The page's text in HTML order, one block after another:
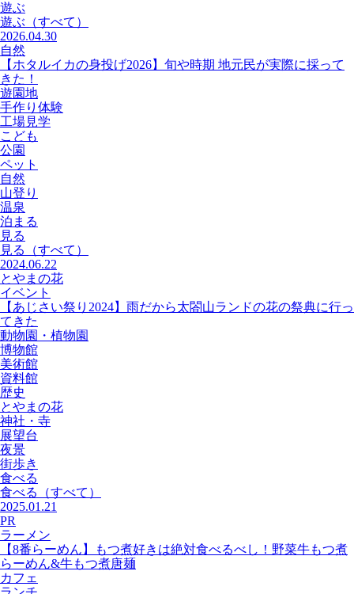
遊ぶ
遊ぶ （すべて）
2026.04.30
自然
【ホタルイカの身投げ2026】旬や時期 地元民が実際に採って
きた！
遊園地
手作り体験
工場見学
こども
公園
ペット
自然
山登り
温泉
泊まる
見る
見る
（すべて）
2024.06.22
とやまの花
イベント
【あじさい祭り2024】雨だから太閤山ランドの花の祭典に行っ
てきた
動物園・植物園
博物館
美術館
資料館
歴史
とやまの花
神社・寺
展望台
夜景
街歩き
食べる
食べる
（すべて）
2025.01.21
PR
ラーメン
【8番らーめん】もつ煮好きは絶対食べるべし！野菜牛もつ煮
らーめん&牛もつ煮唐麺
カフェ